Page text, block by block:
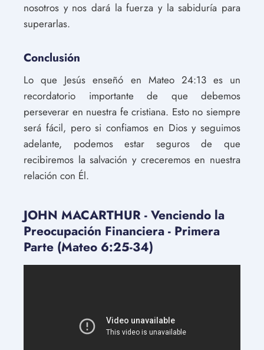
nosotros y nos dará la fuerza y ​​la sabiduría para
superarlas.
Conclusión
Lo que Jesús enseñó en Mateo 24:13 es un
recordatorio importante de que debemos
perseverar en nuestra fe cristiana. Esto no siempre
será fácil, pero si confiamos en Dios y seguimos
adelante, podemos estar seguros de que
recibiremos la salvación y creceremos en nuestra
relación con Él.
JOHN MACARTHUR - Venciendo la
Preocupación Financiera - Primera
Parte (Mateo 6:25-34)